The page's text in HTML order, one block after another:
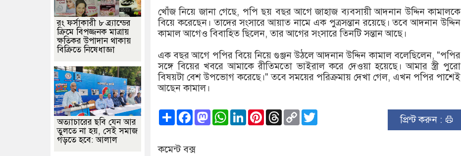
খোঁজ নিয়ে জানা গেছে, পপি ছয় বছর আগে জাহাজ ব্যবসায়ী আদনান উদ্দিন কামালকে
বিয়ে করেছেন। তাদের সংসারে আয়াত নামে এক পুত্রসন্তান রয়েছে। তবে আদনান উদ্দিন
কামাল আগেও বিবাহিত ছিলেন, তার আগের সংসারে তিনটি সন্তান আছে।
এক বছর আগে পপির বিয়ে নিয়ে গুঞ্জন উঠলে আদনান উদ্দিন কামাল বলেছিলেন, "পপির
সঙ্গে বিয়ের খবরে আমাকে রীতিমতো ভাইরাল করে দেওয়া হয়েছে। আমার স্ত্রী পুরো
বিষয়টা বেশ উপভোগ করেছে।" তবে সময়ের পরিক্রমায় দেখা গেল, এখন পপির পাশেই
আছেন কামাল।
ShareFacebook
Mastodon
WhatsApp
LinkedInPinterest
Threads
Copy
Link প্রিন্ট করুন :
কমেন্ট বক্স
রং ফর্সাকারী ৮ ব্র্যান্ডের
ক্রিমে বিপজ্জনক মাত্রায়
ক্ষতিকর উপাদান থাকায়
বিক্রিতে নিষেধাজ্ঞা
অত্যাচারের ছবি যেন আর
তুলতে না হয়, সেই সমাজ
গড়তে হবে: আলাল